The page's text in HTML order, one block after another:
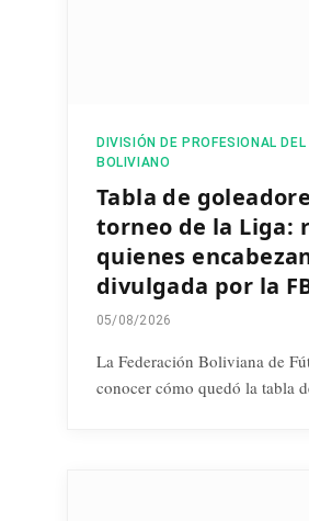
DIVISIÓN DE PROFESIONAL
BOLIVIANO
Tabla de
torneo de la Liga:
quienes
divulgada por la
05/08/2026
La Federación Boliviana de
conocer cómo quedó la tabla